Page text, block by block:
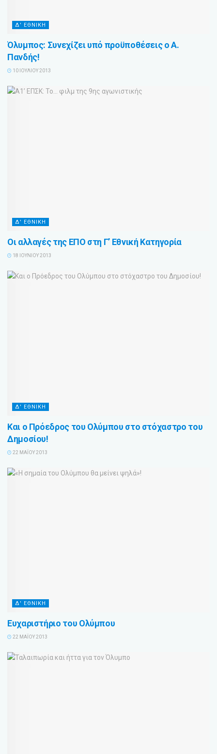
Δ' ΕΘΝΙΚΗ
Όλυμπος: Συνεχίζει υπό προϋποθέσεις ο Α.
Πανδής!
10 ΙΟΥΛΊΟΥ 2013
Δ' ΕΘΝΙΚΗ
Οι αλλαγές της ΕΠΟ στη Γ’ Εθνική Κατηγορία
18 ΙΟΥΝΊΟΥ 2013
Δ' ΕΘΝΙΚΗ
Και ο Πρόεδρος του Ολύμπου στο στόχαστρο του
Δημοσίου!
22 ΜΑΪ́ΟΥ 2013
Δ' ΕΘΝΙΚΗ
Ευχαριστήριο του Ολύμπου
22 ΜΑΪ́ΟΥ 2013